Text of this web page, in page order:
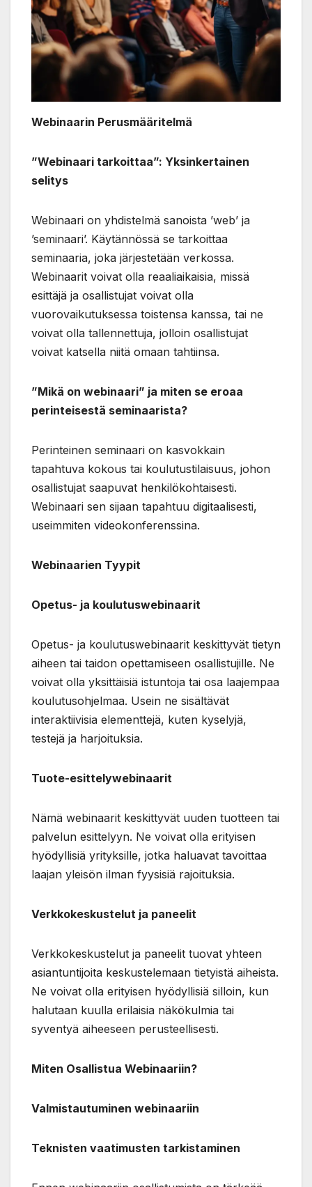
Webinaarin Perusmääritelmä
”Webinaari tarkoittaa”: Yksinkertainen
selitys
Webinaari on yhdistelmä sanoista ’web’ ja
’seminaari’. Käytännössä se tarkoittaa
seminaaria, joka järjestetään verkossa.
Webinaarit voivat olla reaaliaikaisia, missä
esittäjä ja osallistujat voivat olla
vuorovaikutuksessa toistensa kanssa, tai ne
voivat olla tallennettuja, jolloin osallistujat
voivat katsella niitä omaan tahtiinsa.
”Mikä on webinaari” ja miten se eroaa
perinteisestä seminaarista?
Perinteinen seminaari on kasvokkain
tapahtuva kokous tai koulutustilaisuus, johon
osallistujat saapuvat henkilökohtaisesti.
Webinaari sen sijaan tapahtuu digitaalisesti,
useimmiten videokonferenssina.
Webinaarien Tyypit
Opetus- ja koulutuswebinaarit
Opetus- ja koulutuswebinaarit keskittyvät tietyn
aiheen tai taidon opettamiseen osallistujille. Ne
voivat olla yksittäisiä istuntoja tai osa laajempaa
koulutusohjelmaa. Usein ne sisältävät
interaktiivisia elementtejä, kuten kyselyjä,
testejä ja harjoituksia.
Tuote-esittelywebinaarit
Nämä webinaarit keskittyvät uuden tuotteen tai
palvelun esittelyyn. Ne voivat olla erityisen
hyödyllisiä yrityksille, jotka haluavat tavoittaa
laajan yleisön ilman fyysisiä rajoituksia.
Verkkokeskustelut ja paneelit
Verkkokeskustelut ja paneelit tuovat yhteen
asiantuntijoita keskustelemaan tietyistä aiheista.
Ne voivat olla erityisen hyödyllisiä silloin, kun
halutaan kuulla erilaisia näkökulmia tai
syventyä aiheeseen perusteellisesti.
Miten Osallistua Webinaariin?
Valmistautuminen webinaariin
Teknisten vaatimusten tarkistaminen